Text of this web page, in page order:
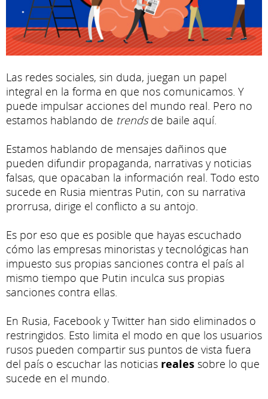
Las redes sociales, sin duda, juegan un papel
integral en la forma en que nos comunicamos. Y
puede impulsar acciones del mundo real. Pero no
estamos hablando de trendsde baile aquí.
Estamos hablando de mensajes dañinos que
pueden difundir propaganda, narrativas y noticias
falsas, que opacaban la información real. Todo esto
sucede en Rusia mientras Putin, con su narrativa
prorrusa, dirige el conflicto a su antojo.
Es por eso que es posible que hayas escuchado
cómo las empresas minoristas y tecnológicas han
impuesto sus propias sanciones contra el país al
mismo tiempo que Putin inculca sus propias
sanciones contra ellas.
En Rusia, Facebook y Twitter han sido eliminados o
restringidos. Esto limita el modo en que los usuarios
rusos pueden compartir sus puntos de vista fuera
del país o escuchar las noticias reales sobre lo que
sucede en el mundo.